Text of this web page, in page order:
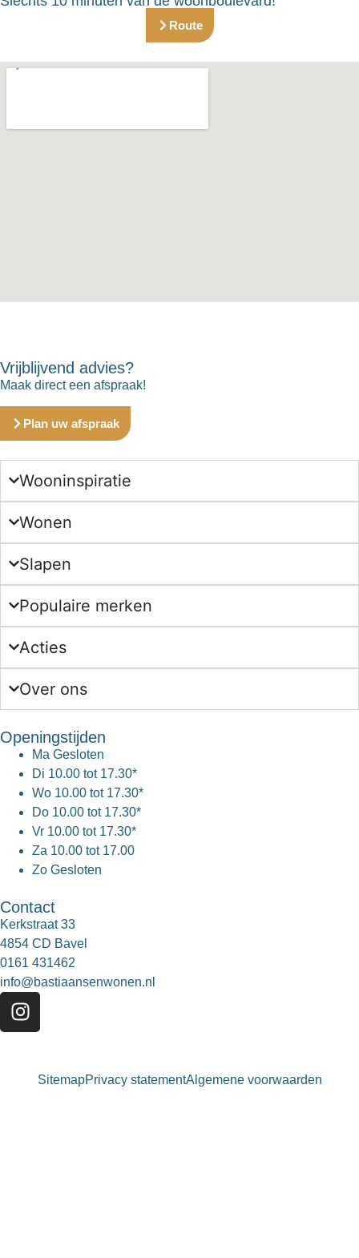
Route
Vrijblijvend advies?
Maak direct een afspraak!
Plan uw afspraak
Wooninspiratie
Wonen
Slapen
Populaire merken
Acties
Over ons
Openingstijden
Ma Gesloten
Di 10.00 tot 17.30*
Wo 10.00 tot 17.30*
Do 10.00 tot 17.30*
Vr 10.00 tot 17.30*
Za 10.00 tot 17.00
Zo Gesloten
Contact
Kerkstraat 33
4854 CD Bavel
0161 431462
info@bastiaansenwonen.nl
SitemapPrivacy statementAlgemene voorwaarden